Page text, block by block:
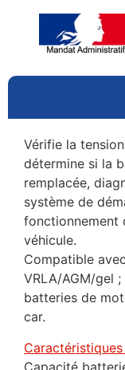
Vérifie la
détermine si la
remplacée,
système de
fonctionnement
véhicule.
Compatible
VRLA/AGM/gel
batteries de
car.
Caractéristiques
Capacité